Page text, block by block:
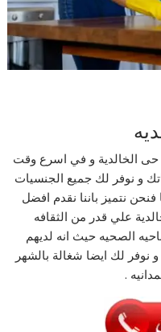
حى الخالدية و في اسرع وقت
و نوفر لك جميع الجنسيات
فنحن نتميز باننا نقدم افضل
علي قدر من الثقافه
الصحيه حيث انه لديهم
لك ايضا شغالة بالشهر
.